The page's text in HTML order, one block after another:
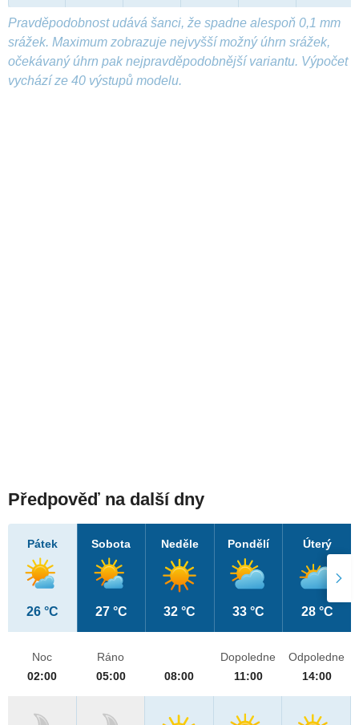
Pravděpodobnost udává šanci, že spadne alespoň 0,1 mm
srážek. Maximum zobrazuje nejvyšší možný úhrn srážek,
očekávaný úhrn pak nejpravděpodobnější variantu. Výpočet
vychází ze 40 výstupů modelu.
Předpověď na další dny
Pátek
26 °C
Sobota
27 °C
Neděle
32 °C
Pondělí
33 °C
Úterý
28 °C
Noc
02:00
Ráno
05:00
08:00
Dopoledne
11:00
Odpoledne
14:00